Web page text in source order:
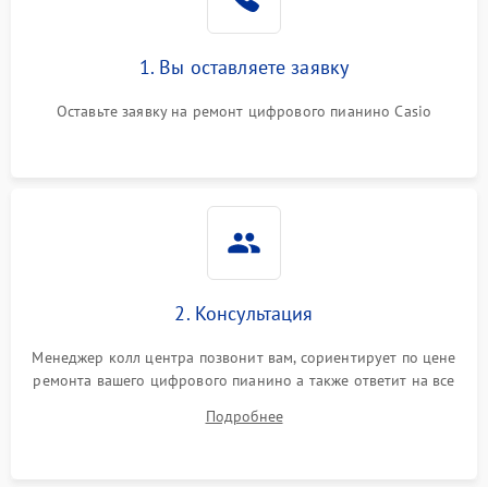
1. Вы оставляете заявку
Оставьте заявку на ремонт цифрового пианино Casio
2. Консультация
Менеджер колл центра позвонит вам, сориентирует по цене
ремонта вашего цифрового пианино а также ответит на все
Подробнее